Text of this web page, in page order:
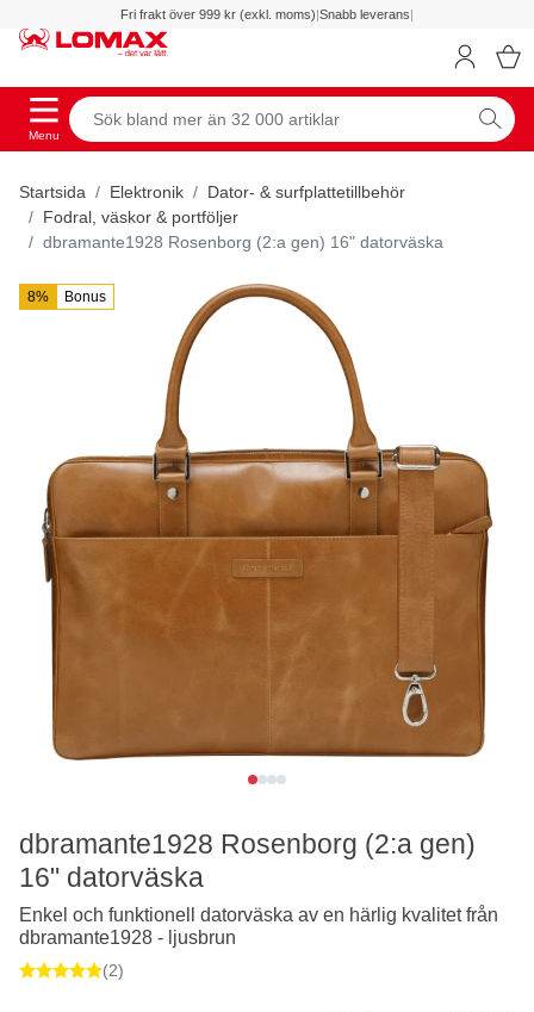
Fri frakt över 999 kr (exkl. moms)|Snabb leverans|
Menu
Startsida Elektronik
Dator- & surfplattetillbehör
Fodral, väskor & portföljer
dbramante1928 Rosenborg (2:a gen) 16" datorväska
8% Bonus
dbramante1928 Rosenborg (2:a gen)
16" datorväska
Enkel och funktionell datorväska av en härlig kvalitet från
dbramante1928 - ljusbrun
(2)